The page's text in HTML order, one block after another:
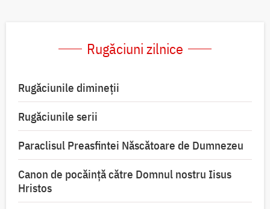
Rugăciuni zilnice
Rugăciunile dimineții
Rugăciunile serii
Paraclisul Preasfintei Născătoare de Dumnezeu
Canon de pocăință către Domnul nostru Iisus
Hristos